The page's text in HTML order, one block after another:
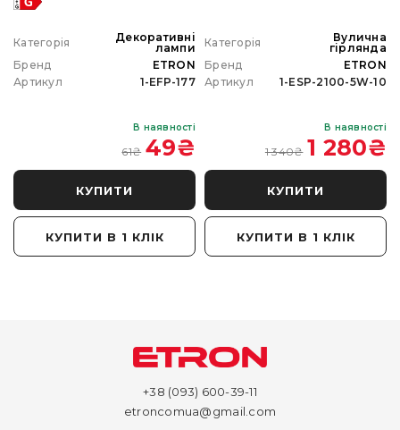
Категорія
Декоративні
лампи
Бренд
ETRON
Артикул
1-EFP-177
В наявності
61₴ 49₴
КУПИТИ
КУПИТИ В 1 КЛІК
Категорія
Вулична
гірлянда
Бренд
ETRON
Артикул
1-ESP-2100-5W-10
В наявності
1 340₴ 1 280₴
КУПИТИ
КУПИТИ В 1 КЛІК
+38 (093) 600-39-11
etroncomua@gmail.com